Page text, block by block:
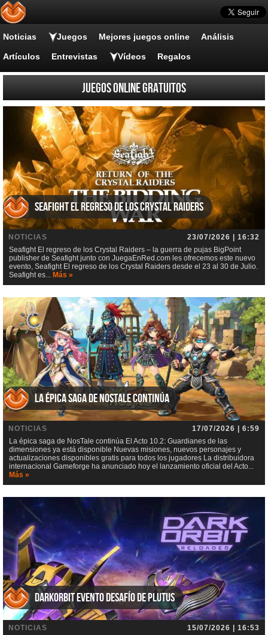
Noticias Juegos Mejores juegos online Análisis
Artículos Entrevistas Vídeos Regalos
Juegos online gratuitos
Seafight El regreso de los Crystal Raiders
NOTICIAS
23/07/2026 | 16:32
Seafight El regreso de los Crystal Raiders – la guerra de pujas BigPoint
publisher de Seafight junto con JuegaEnRed.com les ofrecemos este nuevo
evento, Seafight El regreso de los Crystal Raiders desde el 23 al 30 de Julio.
Seafight es... Más »
La épica saga de NosTale continúa
NOTICIAS
17/07/2026 | 6:59
La épica saga de NosTale continúa El Acto 10.2: Guardianes de las
dimensiones ya está disponible Nuevas misiones, nuevos personajes y
actualizaciones disponibles gratis para todos los jugadores La distribuidora
internacional Gameforge ha anunciado hoy el lanzamiento oficial del Acto...
Más »
DarkOrbit Evento Desafío de Plutus
NOTICIAS
15/07/2026 | 16:53